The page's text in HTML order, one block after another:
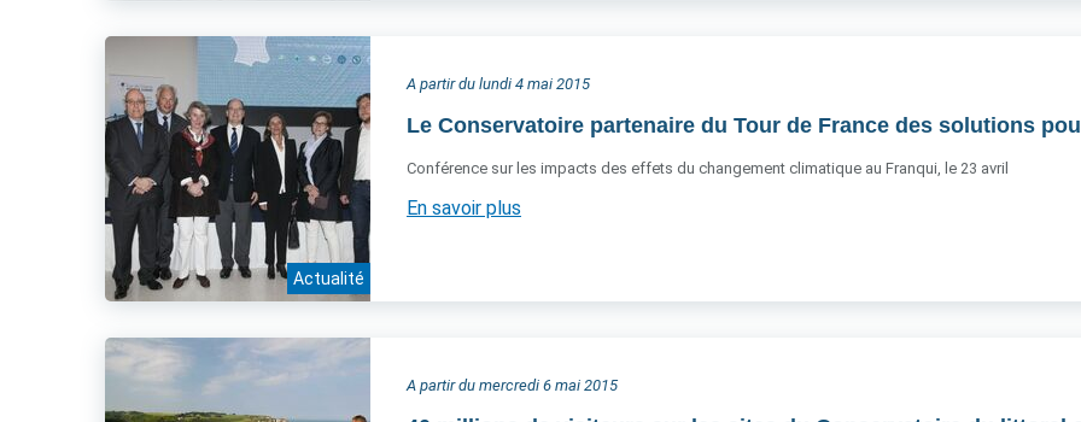
Actualité
A partir du lundi 4 mai 2015
Le Conservatoire partenaire du Tour de France des solutions
Conférence sur les impacts des effets du changement climatique au Franqui, le 23 avril
En savoir plus
A partir du mercredi 6 mai 2015